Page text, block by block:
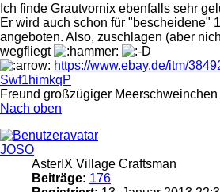
Ich finde Grautvornix ebenfalls sehr
Er wird auch schon für "bescheidene"
angeboten. Also, zuschlagen (aber
wegfliegt
https://www.ebay.de/itm/
Swf1himkqP
Freund großzügiger Meerschweinchen
Nach oben
JOSO
AsterIX Village Craftsman
Beiträge: 176